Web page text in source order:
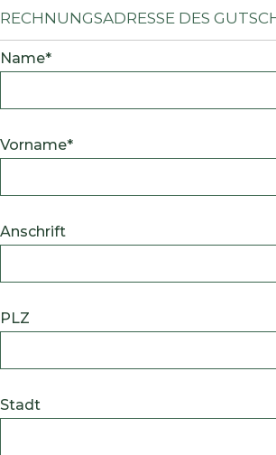
Rechnungsadresse des
Name*
Vorname*
Anschrift
PLZ
Stadt